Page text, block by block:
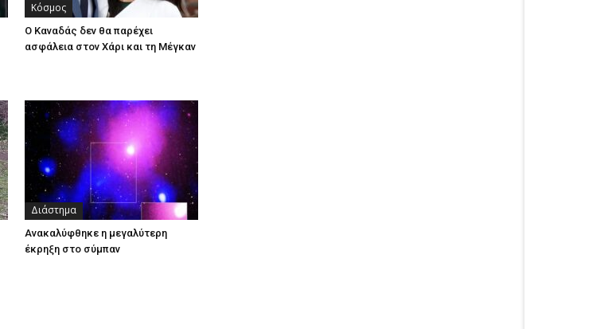
Κόσμος
Ο Καναδάς δεν θα παρέχει
ασφάλεια στον Χάρι και τη Μέγκαν
Διάστημα
Ανακαλύφθηκε η μεγαλύτερη
έκρηξη στο σύμπαν